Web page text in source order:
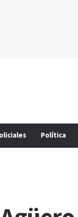
Política